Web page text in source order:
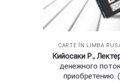
CARTE ÎN LIMBA
Кийосаки Р.,
денежного
приобретению.